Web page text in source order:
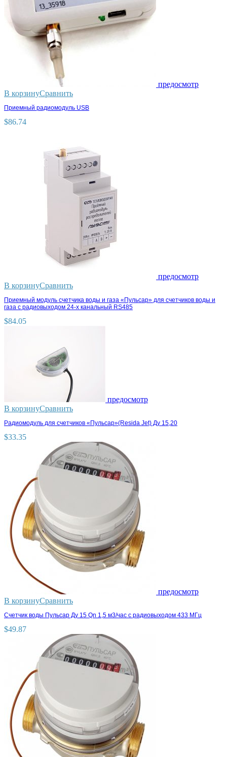
предосмотр
В корзинуСравнить
Приемный радиомодуль USB
$86.74
предосмотр
В корзинуСравнить
Приемный модуль счетчика воды и газа «Пульсар» для счетчиков воды и
газа с радиовыходом 24-х канальный RS485
$84.05
предосмотр
В корзинуСравнить
Радиомодуль для счетчиков «Пульсар»(Resida Jet) Ду 15,20
$33.35
предосмотр
В корзинуСравнить
Счетчик воды Пульсар Ду 15 Qn 1,5 м3/час с радиовыходом 433 МГц
$49.87